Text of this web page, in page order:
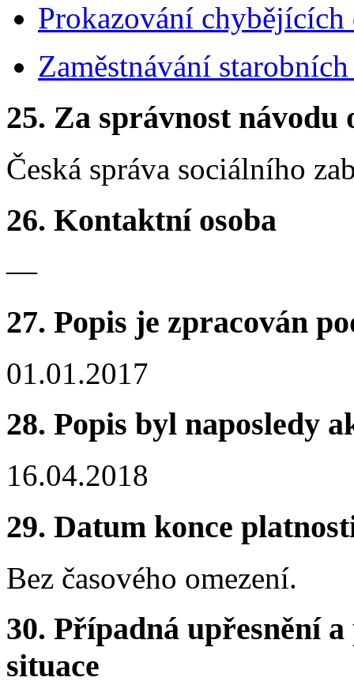
Prokazování
Zaměstnávání
25. Za správnost
Česká správa sociálního
26. Kontaktní osoba
—
27. Popis je zpracován
01.01.2017
28. Popis byl naposledy
16.04.2018
29. Datum konce
Bez časového omezení.
30. Případná upřesnění
situace